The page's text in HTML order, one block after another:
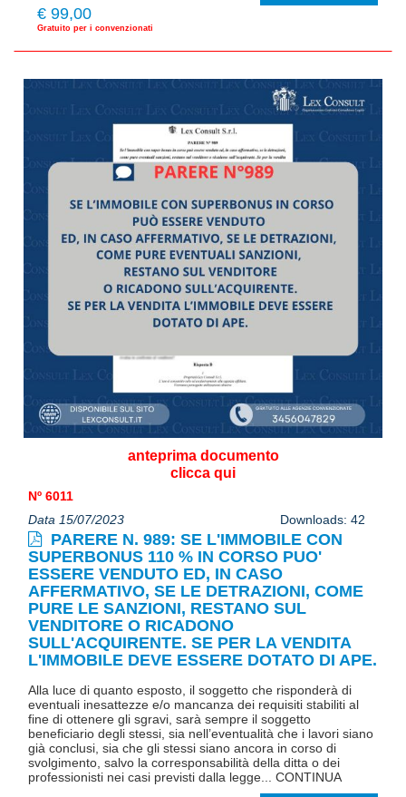
€ 99,00
Gratuito per i convenzionati
anteprima documento
clicca qui
Nº 6011
Data 15/07/2023
Downloads: 42
PARERE N. 989: SE L'IMMOBILE CON
SUPERBONUS 110 % IN CORSO PUO'
ESSERE VENDUTO ED, IN CASO
AFFERMATIVO, SE LE DETRAZIONI, COME
PURE LE SANZIONI, RESTANO SUL
VENDITORE O RICADONO
SULL'ACQUIRENTE. SE PER LA VENDITA
L'IMMOBILE DEVE ESSERE DOTATO DI APE.
Alla luce di quanto esposto, il soggetto che risponderà di
eventuali inesattezze e/o mancanza dei requisiti stabiliti al
fine di ottenere gli sgravi, sarà sempre il soggetto
beneficiario degli stessi, sia nell’eventualità che i lavori siano
già conclusi, sia che gli stessi siano ancora in corso di
svolgimento, salvo la corresponsabilità della ditta o dei
professionisti nei casi previsti dalla legge... CONTINUA